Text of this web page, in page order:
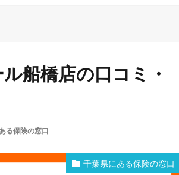
船橋店の口コミ・
る保険の窓口
千葉県にある保険の窓口